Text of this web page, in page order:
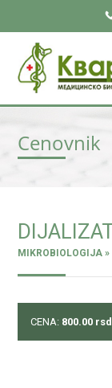
Cenovnik
MIKROBIOLOGIJA
CENA: 800.00 rsd